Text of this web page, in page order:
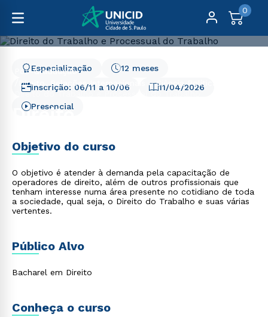
0
Pós-Graduação
Direito, Relações Internacionais e Ciência Política
Direito do Trabalho e Processual do Trabalho
Direito do Trabalho e
11/04/2026
12 meses
Especialização
Presencial
Inscrição: 06/11 a 10/06
Objetivo do curso
O objetivo é atender à demanda pela capacitação de
operadores de direito, além de outros profissionais que
tenham interesse numa área presente no cotidiano de toda
a sociedade, qual seja, o Direito do Trabalho e suas várias
vertentes.
Público Alvo
Bacharel em Direito
Conheça o curso